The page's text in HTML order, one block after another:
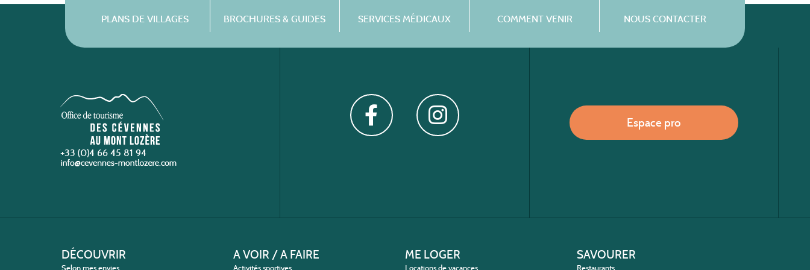
PLANS DE VILLAGES BROCHURES & GUIDES SERVICES MÉDICAUX COMMENT VENIR NOUS CONTACTER
+33 (0)4 66 45 81 94
Espace pro
DÉCOUVRIR
Selon mes envies
A VOIR / A FAIRE
Activités sportives
ME LOGER
Locations de vacances
SAVOURER
Restaurants